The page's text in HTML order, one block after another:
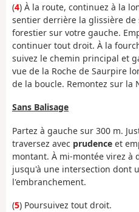
(4) À la route, continuez à la
sentier derrière la glissière
forestier sur votre gauche.
continuer tout droit. À la
suivez le chemin principal et
vue de la Roche de Saurpire
de la boucle. Remontez sur la
Sans Balisage
Partez à gauche sur 300 m.
traversez avec prudence et
montant. À mi-montée virez à
jusqu'à une intersection dont
l'embranchement.
(5) Poursuivez tout droit.